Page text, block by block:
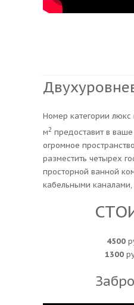
Номер категории
м2 предоставит в
огромное
разместить четырех
просторной ванной
кабельными каналами,
4500
1300